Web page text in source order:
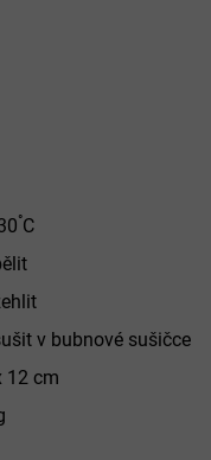
°C
v bubnové sušičce
12 cm